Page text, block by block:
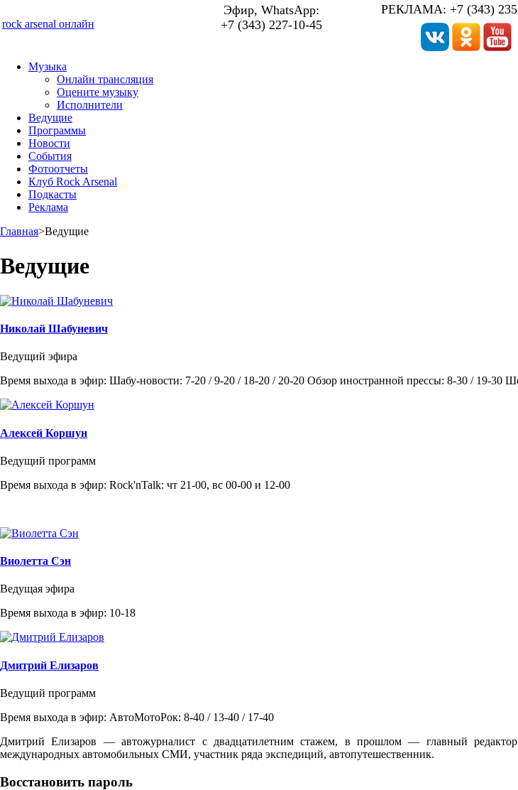
rock arsenal онлайн
Эфир, WhatsApp:
+7 (343) 227-10-45
РЕКЛАМА: +7 (343)
Музыка
Онлайн трансляция
Оцените музыку
Исполнители
Ведущие
Программы
Новости
События
Фотоотчеты
Клуб Rock Arsenal
Подкасты
Реклама
Главная>Ведущие
Ведущие
Николай Шабуневич
Ведущий эфира
Время выхода в эфир: Шабу-новости: 7-20 / 9-20 / 18-20 / 20-20 Обзор иностранной прессы: 8-30 / 19-30
Алексей Коршун
Ведущий программ
Время выхода в эфир: Rock'nTalk: чт 21-00, вс 00-00 и 12-00
Виолетта Сэн
Ведущая эфира
Время выхода в эфир: 10-18
Дмитрий Елизаров
Ведущий программ
Время выхода в эфир: АвтоМотоРок: 8-40 / 13-40 / 17-40
Дмитрий Елизаров — автожурналист с двадцатилетним стажем, в прошлом — главный
международных автомобильных СМИ, участник ряда экспедиций, автопутешественник.
Восстановить пароль